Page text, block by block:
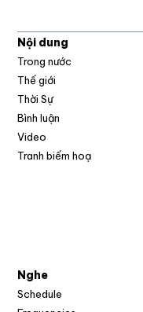
Nội dung
Trong nước
Thế giới
Thời Sự
Bình luận
Video
Tranh biếm hoạ
Nghe
Schedule